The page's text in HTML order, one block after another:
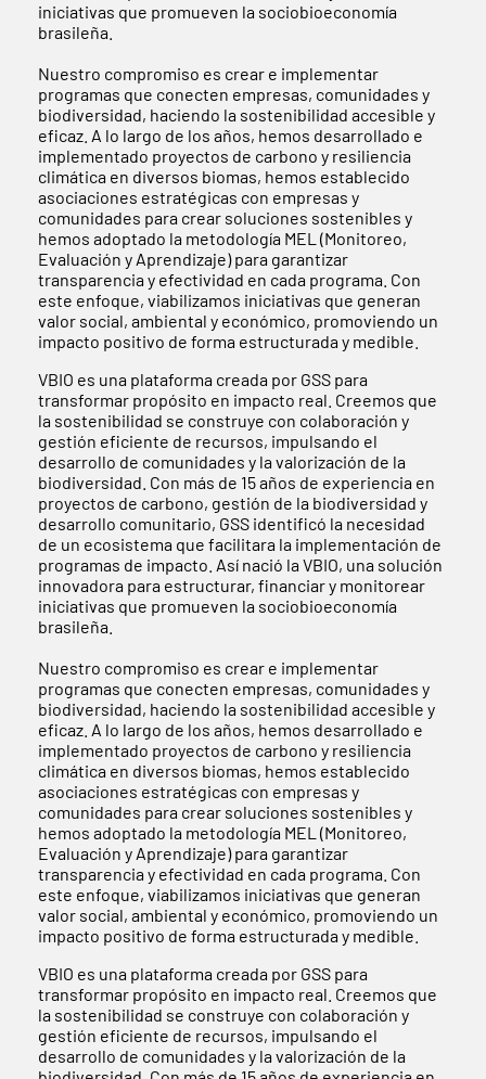
iniciativas que promueven la sociobioeconomía
brasileña.
Nuestro compromiso es crear e implementar
programas que conecten empresas, comunidades y
biodiversidad, haciendo la sostenibilidad accesible y
eficaz. A lo largo de los años, hemos desarrollado e
implementado proyectos de carbono y resiliencia
climática en diversos biomas, hemos establecido
asociaciones estratégicas con empresas y
comunidades para crear soluciones sostenibles y
hemos adoptado la metodología MEL (Monitoreo,
Evaluación y Aprendizaje) para garantizar
transparencia y efectividad en cada programa. Con
este enfoque, viabilizamos iniciativas que generan
valor social, ambiental y económico, promoviendo un
impacto positivo de forma estructurada y medible.
VBIO es una plataforma creada por GSS para
transformar propósito en impacto real. Creemos que
la sostenibilidad se construye con colaboración y
gestión eficiente de recursos, impulsando el
desarrollo de comunidades y la valorización de la
biodiversidad. Con más de 15 años de experiencia en
proyectos de carbono, gestión de la biodiversidad y
desarrollo comunitario, GSS identificó la necesidad
de un ecosistema que facilitara la implementación de
programas de impacto. Así nació la VBIO, una solución
innovadora para estructurar, financiar y monitorear
iniciativas que promueven la sociobioeconomía
brasileña.
Nuestro compromiso es crear e implementar
programas que conecten empresas, comunidades y
biodiversidad, haciendo la sostenibilidad accesible y
eficaz. A lo largo de los años, hemos desarrollado e
implementado proyectos de carbono y resiliencia
climática en diversos biomas, hemos establecido
asociaciones estratégicas con empresas y
comunidades para crear soluciones sostenibles y
hemos adoptado la metodología MEL (Monitoreo,
Evaluación y Aprendizaje) para garantizar
transparencia y efectividad en cada programa. Con
este enfoque, viabilizamos iniciativas que generan
valor social, ambiental y económico, promoviendo un
impacto positivo de forma estructurada y medible.
VBIO es una plataforma creada por GSS para
transformar propósito en impacto real. Creemos que
la sostenibilidad se construye con colaboración y
gestión eficiente de recursos, impulsando el
desarrollo de comunidades y la valorización de la